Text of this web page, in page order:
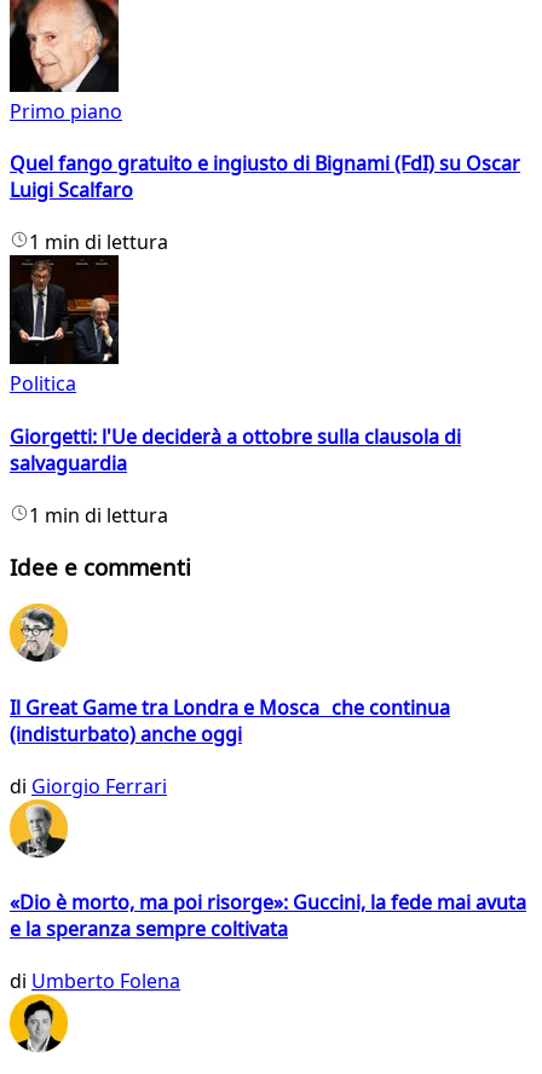
Primo piano
Quel fango gratuito e ingiusto di Bignami (FdI) su Oscar
Luigi Scalfaro
1 min di lettura
Politica
Giorgetti: l'Ue deciderà a ottobre sulla clausola di
salvaguardia
1 min di lettura
Idee e commenti
Il Great Game tra Londra e Mosca che continua
(indisturbato) anche oggi
di Giorgio Ferrari
«Dio è morto, ma poi risorge»: Guccini, la fede mai avuta
e la speranza sempre coltivata
di Umberto Folena